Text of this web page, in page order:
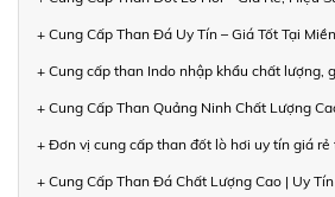
+ Cung Cấp Than Đá Uy Tín – Giá Tốt Tại
+ Cung cấp than Indo nhập khẩu chất lượng,
+ Cung Cấp Than Quảng Ninh Chất Lượng
+ Đơn vị cung cấp than đốt lò hơi uy tín giá
+ Cung Cấp Than Đá Chất Lượng Cao | Uy